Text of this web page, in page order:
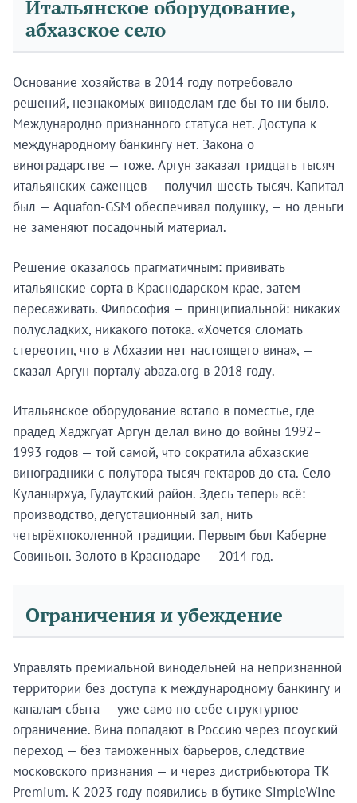
Итальянское оборудование,
абхазское село
Основание хозяйства в 2014 году потребовало
решений, незнакомых виноделам где бы то ни было.
Международно признанного статуса нет. Доступа к
международному банкингу нет. Закона о
виноградарстве — тоже. Аргун заказал тридцать тысяч
итальянских саженцев — получил шесть тысяч. Капитал
был — Aquafon-GSM обеспечивал подушку, — но деньги
не заменяют посадочный материал.
Решение оказалось прагматичным: прививать
итальянские сорта в Краснодарском крае, затем
пересаживать. Философия — принципиальной: никаких
полусладких, никакого потока. «Хочется сломать
стереотип, что в Абхазии нет настоящего вина», —
сказал Аргун порталу abaza.org в 2018 году.
Итальянское оборудование встало в поместье, где
прадед Хаджгуат Аргун делал вино до войны 1992–
1993 годов — той самой, что сократила абхазские
виноградники с полутора тысяч гектаров до ста. Село
Куланырхуа, Гудаутский район. Здесь теперь всё:
производство, дегустационный зал, нить
четырёхпоколенной традиции. Первым был Каберне
Совиньон. Золото в Краснодаре — 2014 год.
Ограничения и убеждение
Управлять премиальной винодельней на непризнанной
территории без доступа к международному банкингу и
каналам сбыта — уже само по себе структурное
ограничение. Вина попадают в Россию через псоуский
переход — без таможенных барьеров, следствие
московского признания — и через дистрибьютора TK
Premium. К 2023 году появились в бутике SimpleWine